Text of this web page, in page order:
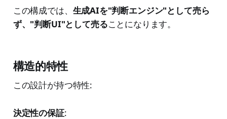
この構成では、 生成AIを"判断エンジン"として売ら
ず、"判断UI"として売ることになります。
構造的特性
この設計が持つ特性:
決定性の保証: